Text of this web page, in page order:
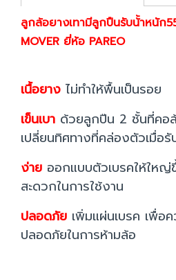
ลูกล้อยางเทามีลูกปืนรับน้้าหนัก
MOVER ยี่ห้อ PAREO
เนื้อยาง ไม่ทำให้พื้นเป็นรอย
เข็นเบา ด้วยลูกปืน 2 ชั้นที่คอ
เปลี่ยนทิศทางที่คล่องตัวเมื่อรั
ง่าย ออกแบบตัวเบรคให้ใหญ่
สะดวกในการใช้งาน
ปลอดภัย เพิ่มแผ่นเบรค เพื่อ
ปลอดภัยในการห้ามล้อ